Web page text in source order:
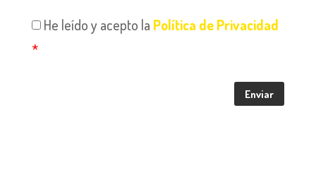
He leído y acepto la Política de Privacidad
*